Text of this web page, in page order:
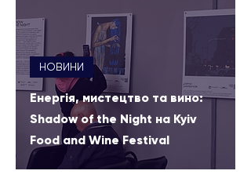
Енергія, мистецтво та вино:
Shadow of the Night на Kyiv
Food and Wine Festival
НОВИНИ